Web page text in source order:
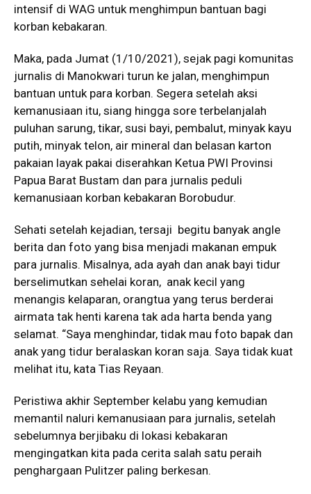
intensif di WAG untuk menghimpun bantuan bagi
korban kebakaran.
Maka, pada Jumat (1/10/2021), sejak pagi komunitas
jurnalis di Manokwari turun ke jalan, menghimpun
bantuan untuk para korban. Segera setelah aksi
kemanusiaan itu, siang hingga sore terbelanjalah
puluhan sarung, tikar, susi bayi, pembalut, minyak kayu
putih, minyak telon, air mineral dan belasan karton
pakaian layak pakai diserahkan Ketua PWI Provinsi
Papua Barat Bustam dan para jurnalis peduli
kemanusiaan korban kebakaran Borobudur.
Sehati setelah kejadian, tersaji begitu banyak angle
berita dan foto yang bisa menjadi makanan empuk
para jurnalis. Misalnya, ada ayah dan anak bayi tidur
berselimutkan sehelai koran, anak kecil yang
menangis kelaparan, orangtua yang terus berderai
airmata tak henti karena tak ada harta benda yang
selamat. “Saya menghindar, tidak mau foto bapak dan
anak yang tidur beralaskan koran saja. Saya tidak kuat
melihat itu, kata Tias Reyaan.
Peristiwa akhir September kelabu yang kemudian
memantil naluri kemanusiaan para jurnalis, setelah
sebelumnya berjibaku di lokasi kebakaran
mengingatkan kita pada cerita salah satu peraih
penghargaan Pulitzer paling berkesan.